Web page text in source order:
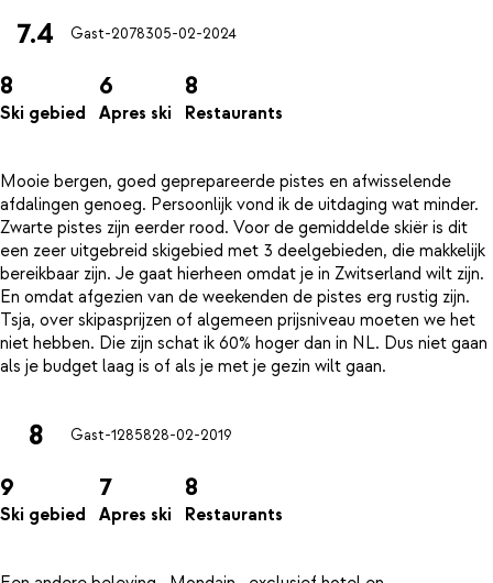
7.4 Gast-2078305-02-2024
8
Ski gebied
6
Apres ski
8
Restaurants
Mooie bergen, goed geprepareerde pistes en afwisselende
afdalingen genoeg. Persoonlijk vond ik de uitdaging wat minder.
Zwarte pistes zijn eerder rood. Voor de gemiddelde skiër is dit
een zeer uitgebreid skigebied met 3 deelgebieden, die makkelijk
bereikbaar zijn. Je gaat hierheen omdat je in Zwitserland wilt zijn.
En omdat afgezien van de weekenden de pistes erg rustig zijn.
Tsja, over skipasprijzen of algemeen prijsniveau moeten we het
niet hebben. Die zijn schat ik 60% hoger dan in NL. Dus niet gaan
8 Gast-1285828-02-2019
9
Ski gebied
7
Apres ski
8
Restaurants